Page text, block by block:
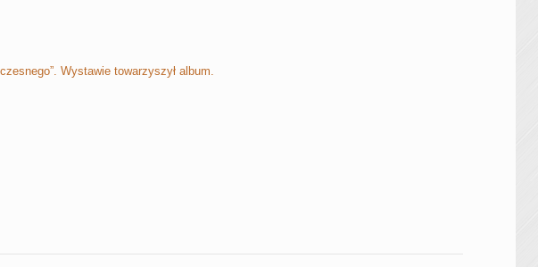
Wystawie towarzyszył album.